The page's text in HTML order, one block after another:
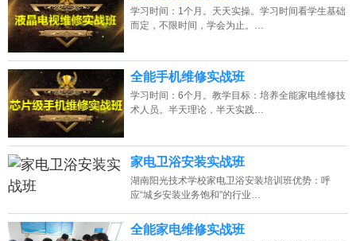
学习时间：1个月。天天实操。学习时间看学生基础
而定，不限时间，学会为止。…
全能手机维修实战班
学习时间：6个月。教学目标：培养全能家电维修技
术人员。半天理论，半天实践…
家电卫浴安装实战班
湖南阳光技术学校家电卫浴安装培训班优势：呼
应“城乡安装业务饱和”的行业…
全能家电维修实战班